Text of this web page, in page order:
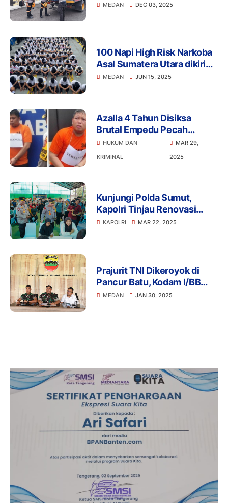
Polda NAD
MEDAN DEC 03, 2025
100 Napi High Risk Narkoba
Asal Sumatera Utara dikirim
ke Nusakambangan
MEDAN JUN 15, 2025
Azalla 4 Tahun Disiksa
Brutal Empedu Pecah
Hingga Tewas Oleh Kekasih
Ibunya
HUKUM DAN
KRIMINAL
MAR 29,
2025
Kunjungi Polda Sumut,
Kapolri Tinjau Renovasi
Masjid hingga Bakti Sosial
KAPOLRI MAR 22, 2025
Prajurit TNI Dikeroyok di
Pancur Batu, Kodam I/BB
Pastikan Tidak Ada
MEDAN JAN 30, 2025